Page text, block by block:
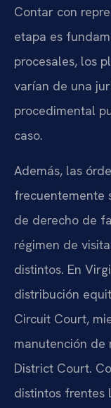
Contar con
etapa es
procesales, los
varían de una
procedimental
caso.
Además, las
frecuentemente
de derecho de
régimen de
distintos. En
distribución
Circuit Court,
manutención de
District Court.
distintos frentes